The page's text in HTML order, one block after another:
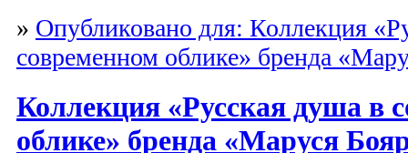
» Опубликовано для: Коллекция
современном облике» бренда
Коллекция «Русская душа в
облике» бренда «Маруся